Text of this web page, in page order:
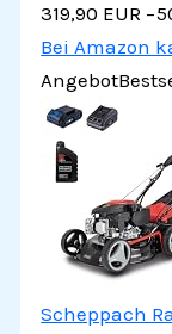
319,90 EUR
Bei Amazon
Angebot
Scheppach